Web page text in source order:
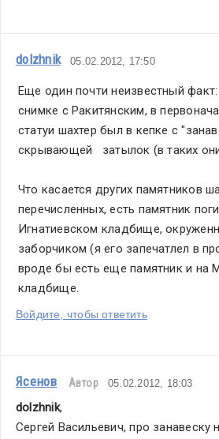
dolzhnik 05.02.2012, 17:50
Еще один почти неизвестный
снимке с Ракитянским, в
статуи шахтер был в кепке с
скрывающей   затылок (в таких
Что касается других памятников
перечисленных, есть памятник
Игнатиевском кладбище,
заборчиком (я его запечатлел в
вроде бы есть еще памятник и на
кладбище.
Войдите, чтобы ответить
Ясенов Автор 05.02.2012, 18:03
dolzhnik,
Сергей Васильевич, про занавеску